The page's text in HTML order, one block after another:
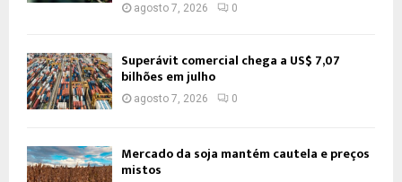
agosto 7, 2026 0
Superávit comercial chega a US$ 7,07
bilhões em julho
agosto 7, 2026 0
Mercado da soja mantém cautela e preços
mistos